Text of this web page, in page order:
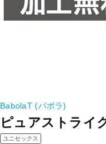
BabolaT (バボラ)
ピュアストライ
ユニセックス